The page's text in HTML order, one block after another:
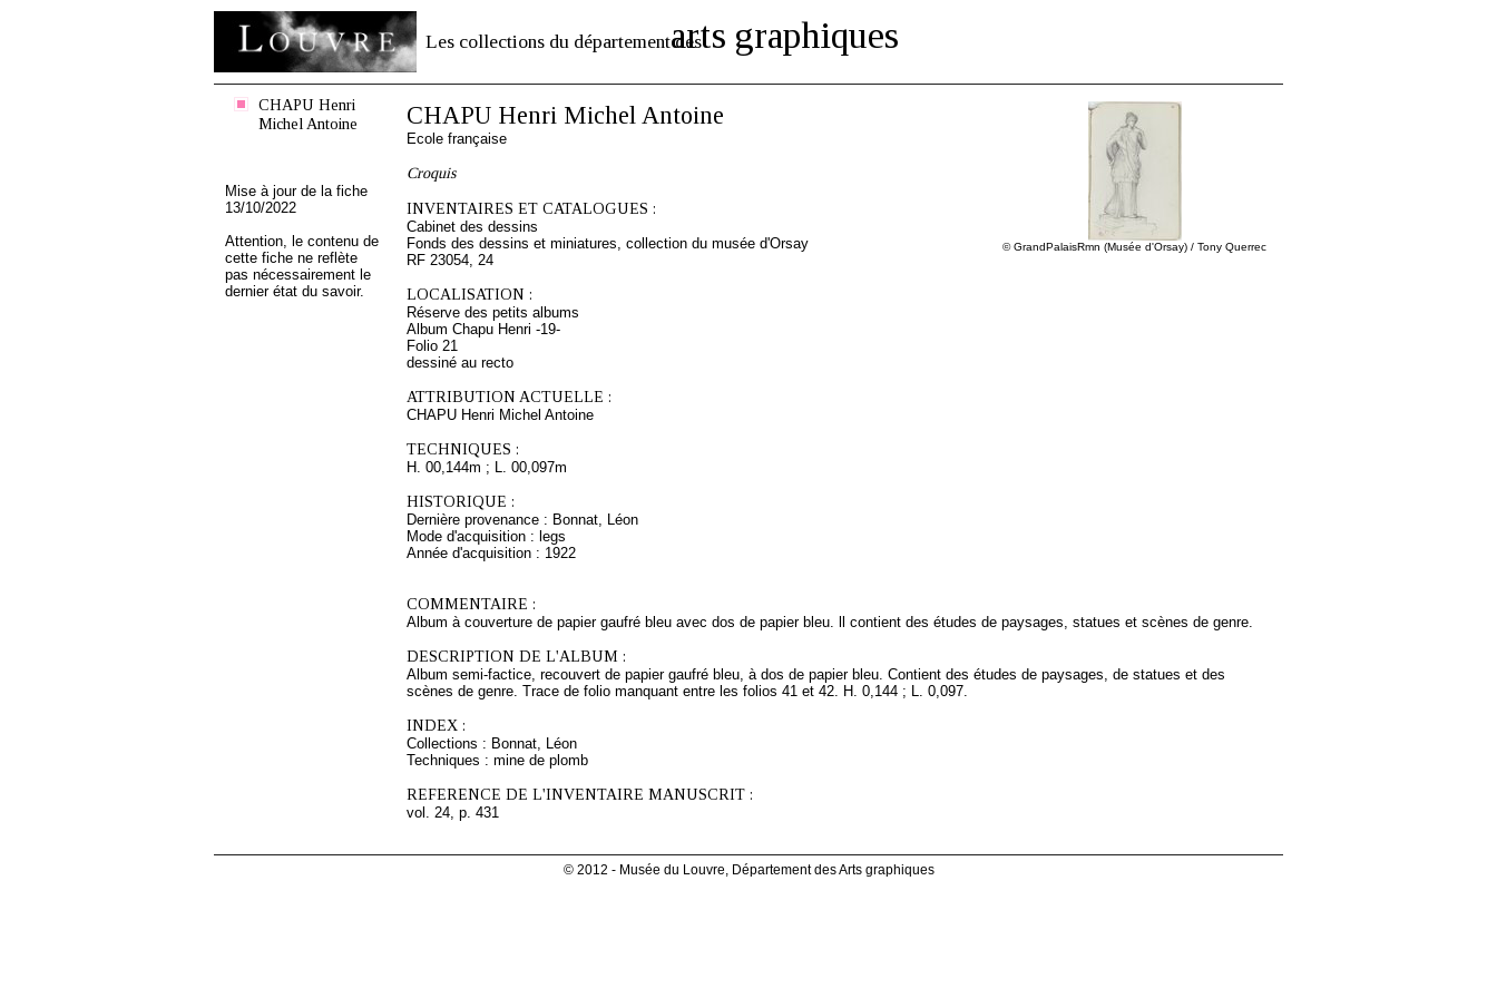
Les collections du département desarts graphiques
CHAPU Henri
Michel Antoine
Mise à jour de la fiche
13/10/2022
Attention, le contenu de
cette fiche ne reflète
pas nécessairement le
dernier état du savoir.
© GrandPalaisRmn (Musée d'Orsay) / Tony Querrec
CHAPU Henri Michel Antoine
Ecole française
Croquis
INVENTAIRES ET CATALOGUES :
Cabinet des dessins
Fonds des dessins et miniatures, collection du musée d'Orsay
RF 23054, 24
LOCALISATION :
Réserve des petits albums
Album Chapu Henri -19-
Folio 21
dessiné au recto
ATTRIBUTION ACTUELLE :
CHAPU Henri Michel Antoine
TECHNIQUES :
H. 00,144m ; L. 00,097m
HISTORIQUE :
Dernière provenance : Bonnat, Léon
Mode d'acquisition : legs
Année d'acquisition : 1922
COMMENTAIRE :
Album à couverture de papier gaufré bleu avec dos de papier bleu. ll contient des études de paysages, statues et scènes de genre.
DESCRIPTION DE L'ALBUM :
Album semi-factice, recouvert de papier gaufré bleu, à dos de papier bleu. Contient des études de paysages, de statues et des
scènes de genre. Trace de folio manquant entre les folios 41 et 42. H. 0,144 ; L. 0,097.
INDEX :
Collections : Bonnat, Léon
Techniques : mine de plomb
REFERENCE DE L'INVENTAIRE MANUSCRIT :
vol. 24, p. 431
© 2012 - Musée du Louvre, Département des Arts graphiques